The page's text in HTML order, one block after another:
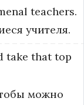
teachers.
учителя.
take that top
можно